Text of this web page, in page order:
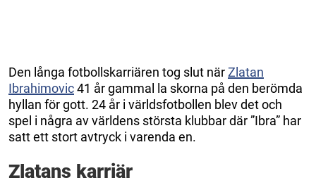
Den långa fotbollskarriären tog slut närZlatan
Ibrahimovic41 år gammal la skorna på den berömda
hyllan för gott. 24 år i världsfotbollen blev det och
spel i några av världens största klubbar där ”Ibra” har
satt ett stort avtryck i varenda en.
Zlatans karriär